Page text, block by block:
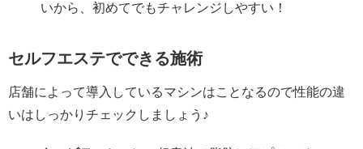
いから、初めてでもチャレンジしやすい！
セルフエステでできる施術
店舗によって導入しているマシンはことなるので性能の違
いはしっかりチェックしましょう♪